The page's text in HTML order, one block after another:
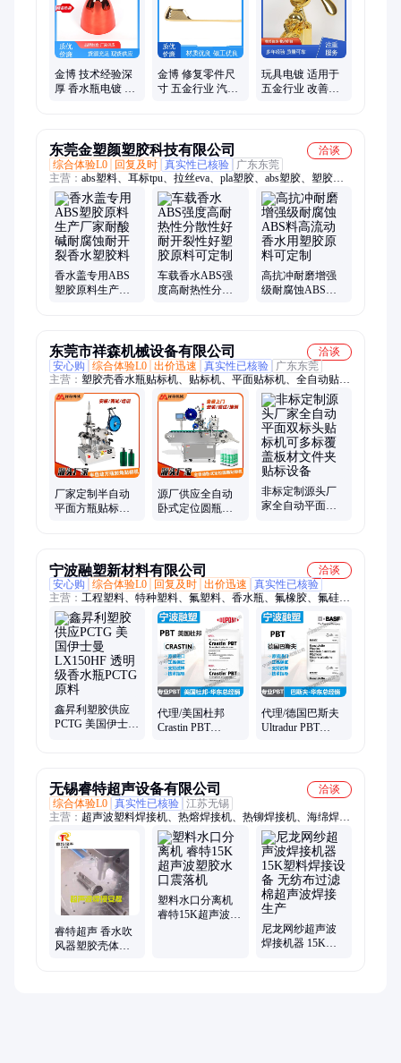
毛夹、口红管、玩具枪、五金行、雨滴纹
金博 技术经验深
厚 香水瓶电镀 装
金博 修复零件尺
寸 五金行业 汽车
玩具电镀 适用于
五金行业 改善表
东莞金塑颜塑胶科技有限公司
洽谈
综合体验L0
回复及时 真实性已核验
广东东莞
主营： abs塑料、耳标tpu、拉丝eva、pla塑胶、abs塑胶、塑胶
pmma、通用abs、abs母料、兰色母、abs母粒、色母粒、abs防
锈、abs注塑、吹膜abs、led灯罩、注塑蓝、塑料配、abs天蓝、背
心袋、eps注塑、黑色母、pet磨砂、pe吹膜pp、通用pppe、pppe
薄膜
香水盖专用ABS
塑胶原料生产厂
车载香水ABS强
度高耐热性分散
高抗冲耐磨增强
级耐腐蚀ABS料
东莞市祥森机械设备有限公司
洽谈
安心购
综合体验L0 出价迅速 真实性已核验
广东东莞
主营： 塑胶壳香水瓶贴标机、贴标机、平面贴标机、全自动贴标
机
厂家定制半自动
平面方瓶贴标机
源厂供应全自动
卧式定位圆瓶贴
非标定制源头厂
家全自动平面双
宁波融塑新材料有限公司
洽谈
安心购
综合体验L0 回复及时 出价迅速
真实性已核验
主营： 工程塑料、特种塑料、氟塑料、香水瓶、氟橡胶、氟硅
胶、热塑性弹性体
鑫昇利塑胶供应
PCTG 美国伊士曼
代理/美国杜邦
Crastin PBT
代理/德国巴斯夫
Ultradur PBT
无锡睿特超声设备有限公司
洽谈
综合体验L0 真实性已核验 江苏无锡
主营： 超声波塑料焊接机、热熔焊接机、热铆焊接机、海绵焊接
机、透气膜焊接机、超声波水口震落机、超声波手持点焊机
睿特超声 香水吹
风器塑胶壳体超
塑料水口分离机
睿特15K超声波塑
尼龙网纱超声波
焊接机器 15K塑